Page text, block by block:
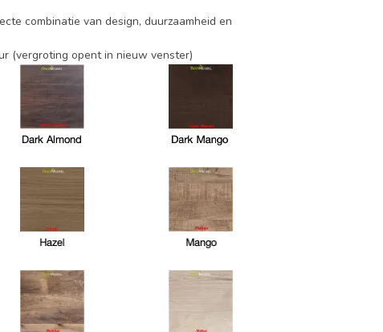
combinatie van design, duurzaamheid en
(vergroting opent in nieuw venster)